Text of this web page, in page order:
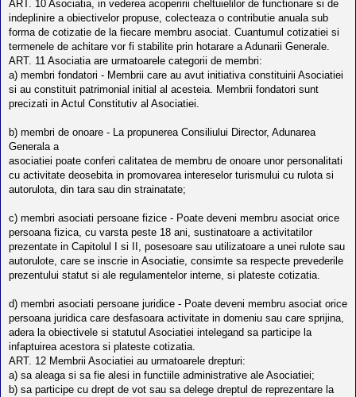
ART. 10 Asociatia, in vederea acoperirii cheltuielilor de functionare si de
indeplinire a obiectivelor propuse, colecteaza o contributie anuala sub
forma de cotizatie de la fiecare membru asociat. Cuantumul cotizatiei si
termenele de achitare vor fi stabilite prin hotarare a Adunarii Generale.
ART. 11 Asociatia are urmatoarele categorii de membri:
a) membri fondatori - Membrii care au avut initiativa constituirii Asociatiei
si au constituit patrimonial initial al acesteia. Membrii fondatori sunt
precizati in Actul Constitutiv al Asociatiei.
b) membri de onoare - La propunerea Consiliului Director, Adunarea
Generala a
asociatiei poate conferi calitatea de membru de onoare unor personalitati
cu activitate deosebita in promovarea intereselor turismului cu rulota si
autorulota, din tara sau din strainatate;
c) membri asociati persoane fizice - Poate deveni membru asociat orice
persoana fizica, cu varsta peste 18 ani, sustinatoare a activitatilor
prezentate in Capitolul I si II, posesoare sau utilizatoare a unei rulote sau
autorulote, care se inscrie in Asociatie, consimte sa respecte prevederile
prezentului statut si ale regulamentelor interne, si plateste cotizatia.
d) membri asociati persoane juridice - Poate deveni membru asociat orice
persoana juridica care desfasoara activitate in domeniu sau care sprijina,
adera la obiectivele si statutul Asociatiei intelegand sa participe la
infaptuirea acestora si plateste cotizatia.
ART. 12 Membrii Asociatiei au urmatoarele drepturi:
a) sa aleaga si sa fie alesi in functiile administrative ale Asociatiei;
b) sa participe cu drept de vot sau sa delege dreptul de reprezentare la